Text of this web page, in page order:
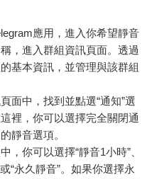
應用，進入你希望靜音
，進入群組資訊頁面。透過
基本資訊，並管理與該群組
面中，找到並點選“通知”選
裡，你可以選擇完全關閉通
靜音選項。
，你可以選擇“靜音1小時”、
“永久靜音”。如果你選擇永